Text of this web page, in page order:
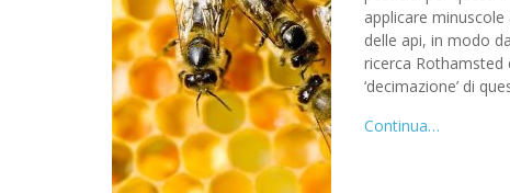
applicare
delle api, in modo
ricerca Rothamsted
‘decimazione’ di
Continua…